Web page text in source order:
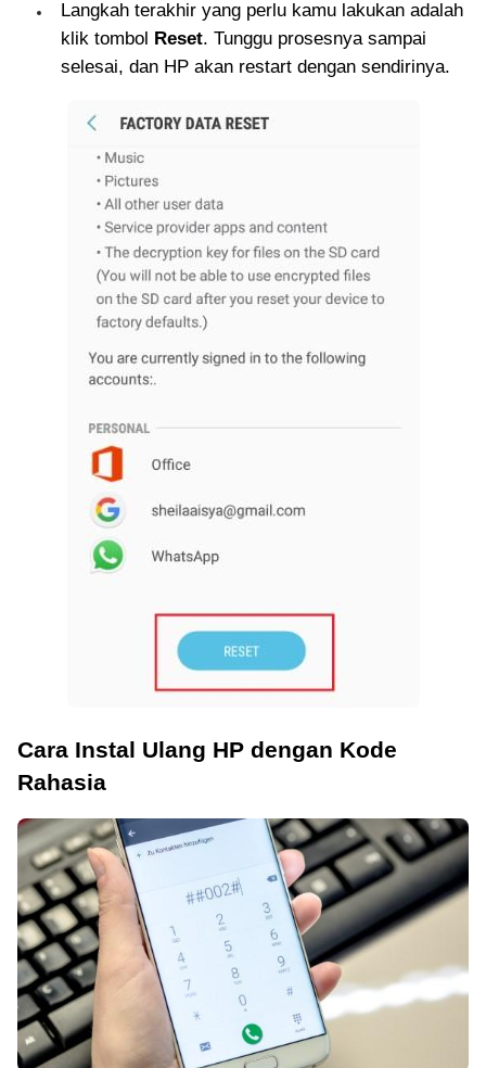
Langkah terakhir yang perlu kamu lakukan adalah
klik tombol Reset. Tunggu prosesnya sampai
selesai, dan HP akan restart dengan sendirinya.
Cara Instal Ulang HP dengan Kode
Rahasia